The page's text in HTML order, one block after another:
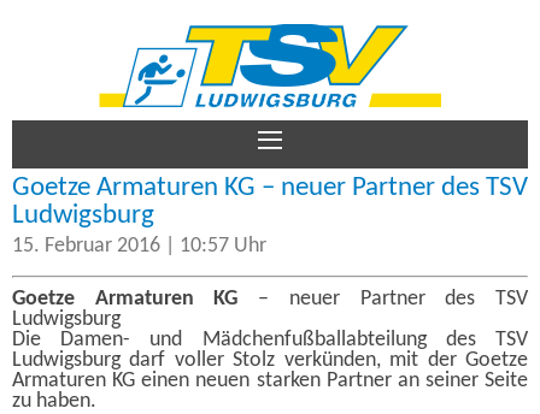
TSV Ludwigsburg – Damen
Jugend
Verein
Goetze Armaturen KG – neuer Partner des TSV
Ludwigsburg
15. Februar 2016 | 10:57 Uhr
Goetze Armaturen KG – neuer Partner des TSV
Ludwigsburg
Die Damen- und Mädchenfußballabteilung des TSV
Ludwigsburg darf voller Stolz verkünden, mit der Goetze
Armaturen KG einen neuen starken Partner an seiner Seite
zu haben.